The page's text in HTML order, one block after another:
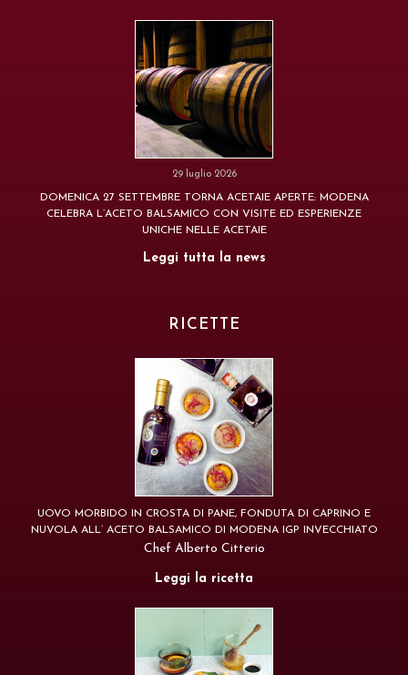
29 luglio 2026
DOMENICA 27 SETTEMBRE TORNA ACETAIE APERTE: MODENA
CELEBRA L’ACETO BALSAMICO CON VISITE ED ESPERIENZE
UNICHE NELLE ACETAIE
Leggi tutta la news
RICETTE
UOVO MORBIDO IN CROSTA DI PANE, FONDUTA DI CAPRINO E
NUVOLA ALL’ ACETO BALSAMICO DI MODENA IGP INVECCHIATO
Chef Alberto Citterio
Leggi la ricetta